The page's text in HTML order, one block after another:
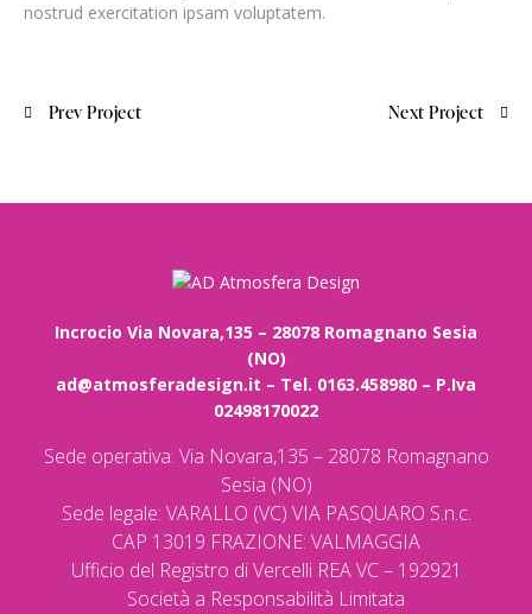
nostrud exercitation ipsam voluptatem.
Prev Project Next Project
Incrocio Via Novara,135 – 28078 Romagnano Sesia
(NO)
ad@atmosferadesign.it – Tel. 0163.458980 – P.Iva
02498170022
Sede operativa: Via Novara,135 – 28078 Romagnano
Sesia (NO)
Sede legale: VARALLO (VC) VIA PASQUARO S.n.c.
CAP 13019 FRAZIONE: VALMAGGIA
Ufficio del Registro di Vercelli REA VC – 192921
Società a Responsabilità Limitata